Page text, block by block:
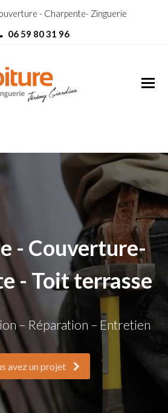
- Charpente- Zinguerie
06 59 80 31 96
- Couverture-
- Toit terrasse
– Réparation – Entretien
avez un projet